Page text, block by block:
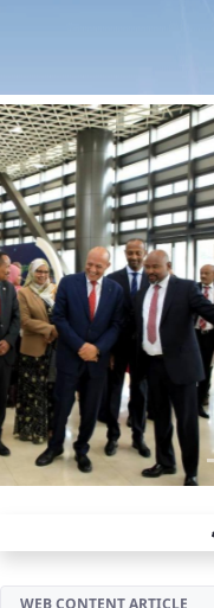
Previous